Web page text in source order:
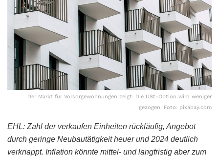
Der Markt für Vorsorgewohnungen zeigt: Die USt-Option wird weniger
gezogen. Foto: pixabay.com
EHL: Zahl der verkaufen Einheiten rückläufig, Angebot
durch geringe Neubautätigkeit heuer und 2024 deutlich
verknappt. Inflation könnte mittel- und langfristig aber zum